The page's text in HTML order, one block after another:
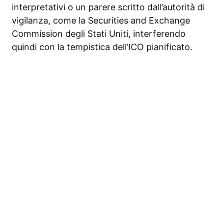
interpretativi o un parere scritto dall’autorità di
vigilanza, come la Securities and Exchange
Commission degli Stati Uniti, interferendo
quindi con la tempistica dell’ICO pianificato.